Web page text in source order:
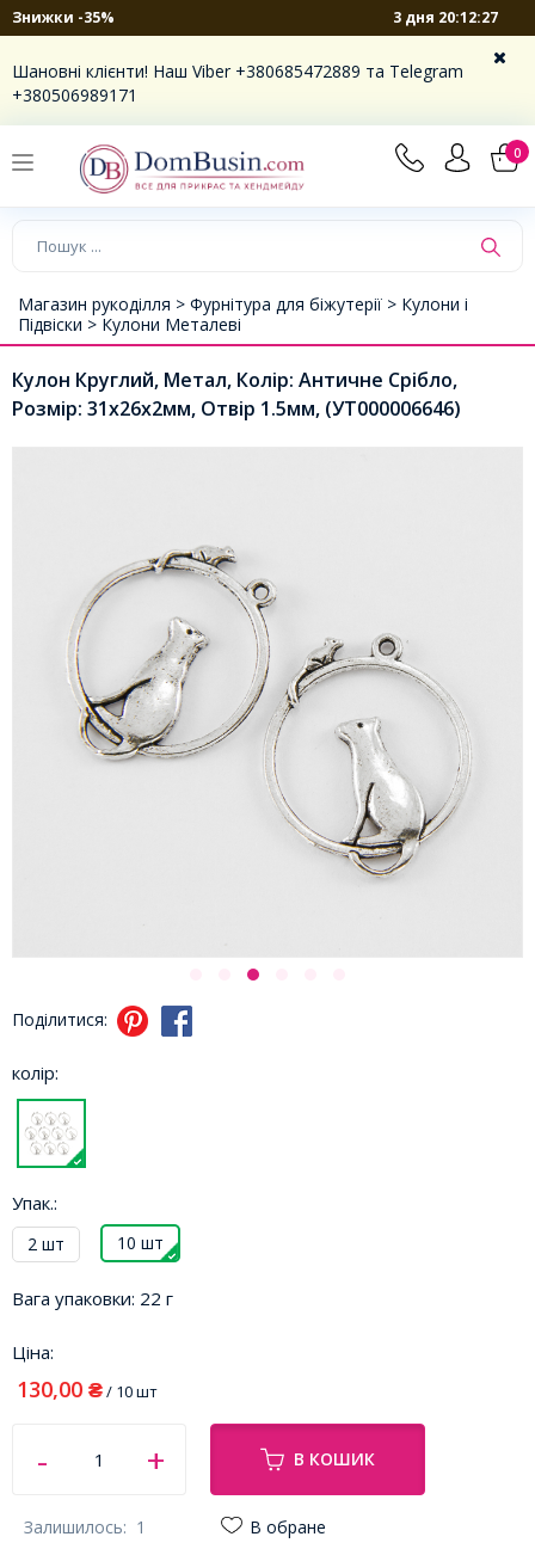
Знижки -35% 3 дня 20:12:27
Шановні клієнти! Наш Viber +380685472889 та Telegram
+380506989171
0
Магазин рукоділля > Фурнітура для біжутерії > Кулони і
Підвіски > Кулони Металеві
Кулон Круглий, Метал, Колір: Античне Срібло,
Розмір: 31х26х2мм, Отвір 1.5мм, (УТ000006646)
Поділитися:
колір:
Упак.:
2 шт 10 шт
Вага упаковки: 22 г
Ціна:
130,00 ₴/ 10 шт
В КОШИК
Залишилось: 1 В обране